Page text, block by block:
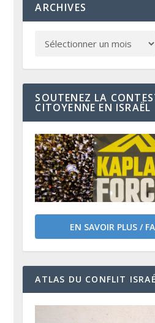
ARCHIVES
SOUTENEZ LA
CITOYENNE EN ISRAËL
EN SAVOIR PLUS /
ATLAS DU CONFLIT